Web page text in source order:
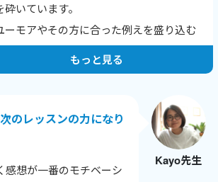
砕いています。
ーモアやその方に合った例えを盛り込む
もっと見る
Kayo先生
のレッスンの力になり
感想が一番のモチベーシ